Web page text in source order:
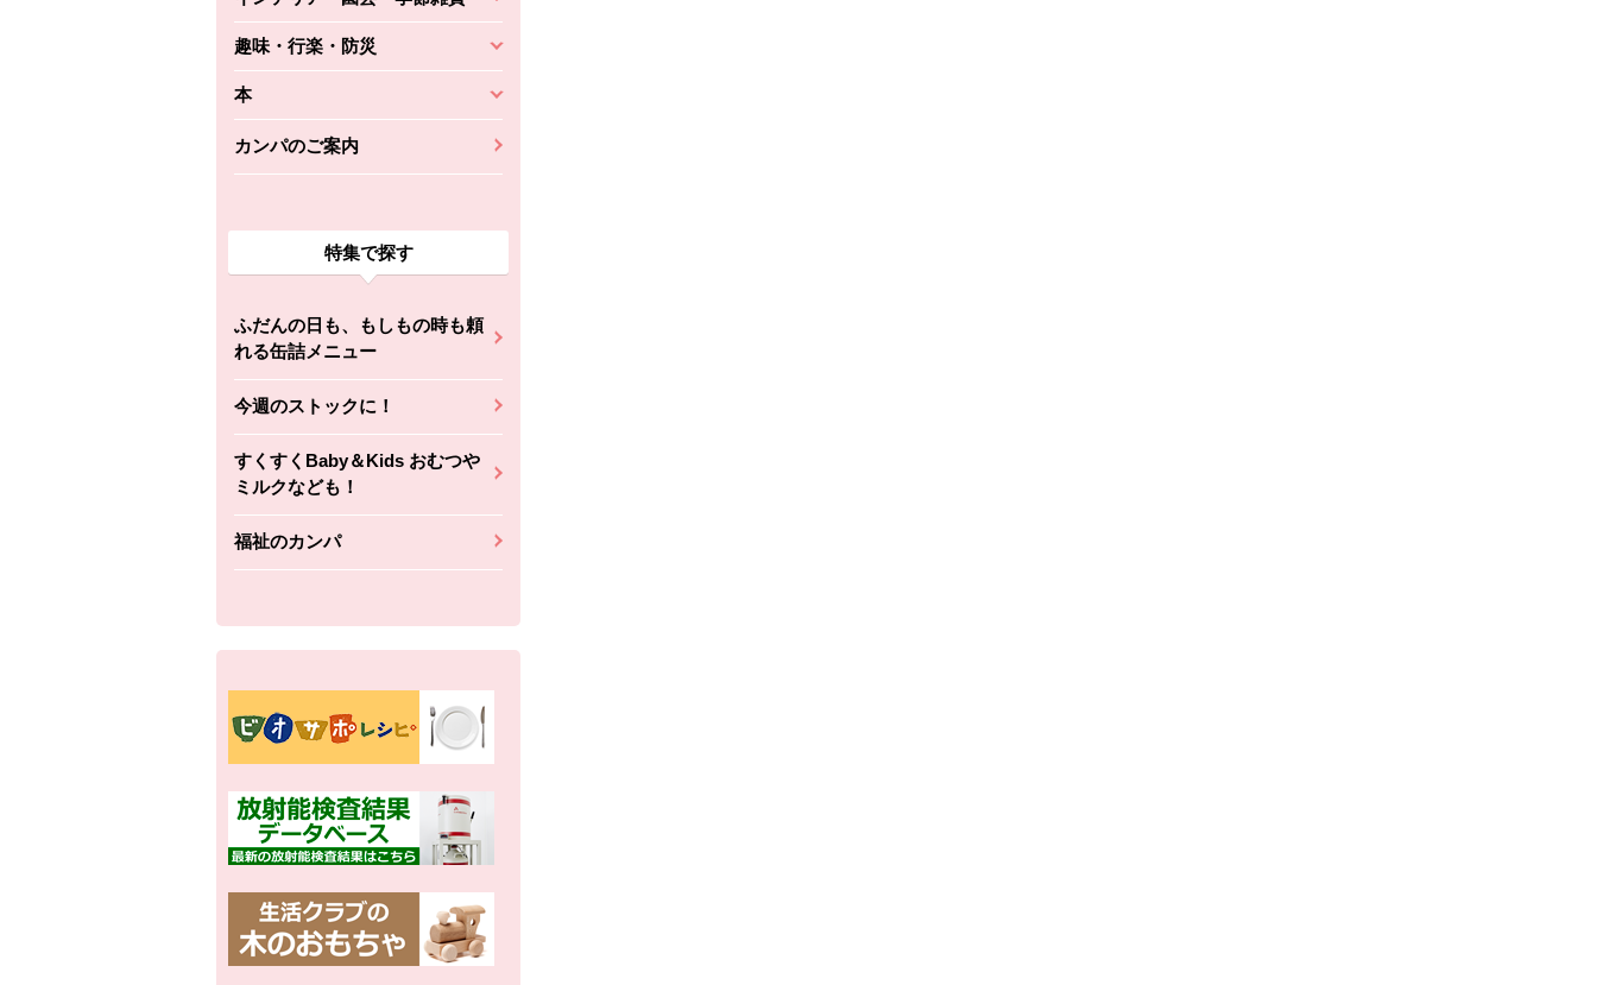
趣味・行楽・防災
本
カンパのご案内
特集で探す
ふだんの日も、もしもの時も頼
れる缶詰メニュー
今週のストックに！
すくすくBaby＆Kids おむつや
ミルクなども！
福祉のカンパ